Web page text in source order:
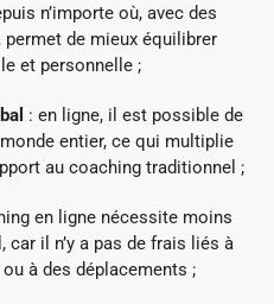
n’importe où, avec des
de mieux équilibrer
et personnelle ;
: en ligne, il est possible de
entier, ce qui multiplie
au coaching traditionnel ;
en ligne nécessite moins
car il n’y a pas de frais liés à
ou à des déplacements ;